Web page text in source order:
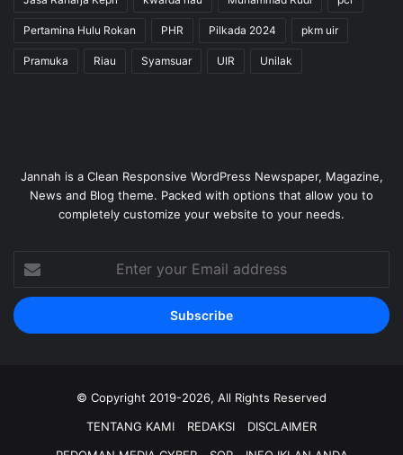
Pertamina Hulu Rokan PHR Pilkada 2024 pkm uir
Pramuka Riau Syamsuar UIR Unilak
Jannah is a Clean Responsive WordPress Newspaper, Magazine,
News and Blog theme. Packed with options that allow you to
completely customize your website to your needs.
your
Email
address
© Copyright 2019-2026, All Rights Reserved
TENTANG KAMI
REDAKSI
DISCLAIMER